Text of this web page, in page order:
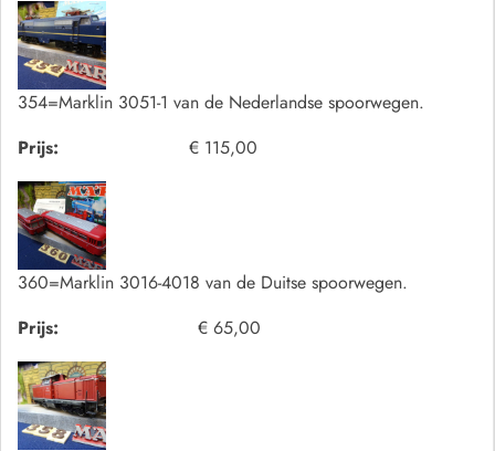
354=Marklin 3051-1 van de Nederlandse spoorwegen.
Prijs:
€ 115,00
360=Marklin 3016-4018 van de Duitse spoorwegen.
Prijs:
€ 65,00